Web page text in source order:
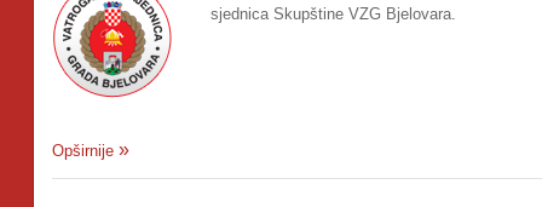
sjednica Skupštine VZG Bjelovara.
Opširnije